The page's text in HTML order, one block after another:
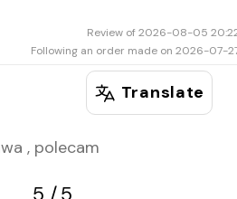
5
Review of 2026-08-05
Following an order made on 2026-07-
Translate
, polecam